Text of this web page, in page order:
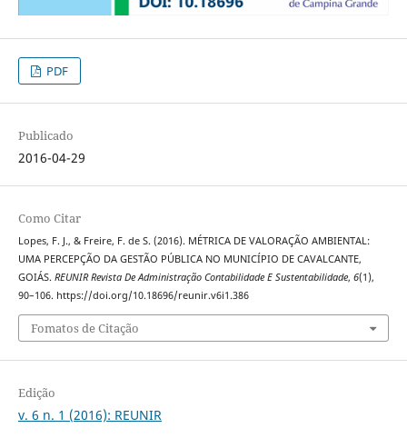
PDF
Publicado
2016-04-29
Como Citar
Lopes, F. J., & Freire, F. de S. (2016). MÉTRICA DE VALORAÇÃO AMBIENTAL:
UMA PERCEPÇÃO DA GESTÃO PÚBLICA NO MUNICÍPIO DE CAVALCANTE,
GOIÁS. REUNIR Revista De Administração Contabilidade E Sustentabilidade, 6(1),
90–106. https://doi.org/10.18696/reunir.v6i1.386
Fomatos de Citação
Edição
v. 6 n. 1 (2016): REUNIR